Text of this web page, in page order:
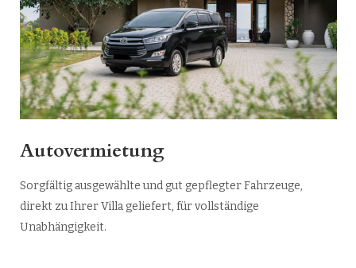
Autovermietung
Sorgfältig ausgewählte und gut gepflegter Fahrzeuge,
direkt zu Ihrer Villa geliefert, für vollständige
Unabhängigkeit.